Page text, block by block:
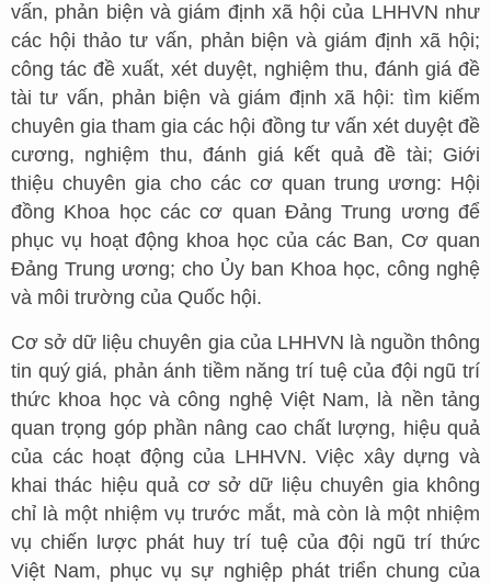
vấn, phản biện và giám định xã hội của LHHVN như
các hội thảo tư vấn, phản biện và giám định xã hội;
công tác đề xuất, xét duyệt, nghiệm thu, đánh giá đề
tài tư vấn, phản biện và giám định xã hội: tìm kiếm
chuyên gia tham gia các hội đồng tư vấn xét duyệt đề
cương, nghiệm thu, đánh giá kết quả đề tài; Giới
thiệu chuyên gia cho các cơ quan trung ương: Hội
đồng Khoa học các cơ quan Đảng Trung ương để
phục vụ hoạt động khoa học của các Ban, Cơ quan
Đảng Trung ương; cho Ủy ban Khoa học, công nghệ
và môi trường của Quốc hội.
Cơ sở dữ liệu chuyên gia của LHHVN là nguồn thông
tin quý giá, phản ánh tiềm năng trí tuệ của đội ngũ trí
thức khoa học và công nghệ Việt Nam, là nền tảng
quan trọng góp phần nâng cao chất lượng, hiệu quả
của các hoạt động của LHHVN. Việc xây dựng và
khai thác hiệu quả cơ sở dữ liệu chuyên gia không
chỉ là một nhiệm vụ trước mắt, mà còn là một nhiệm
vụ chiến lược phát huy trí tuệ của đội ngũ trí thức
Việt Nam, phục vụ sự nghiệp phát triển chung của